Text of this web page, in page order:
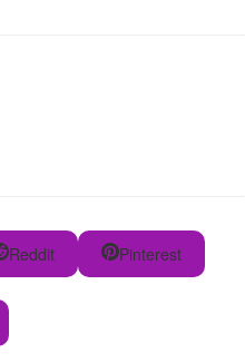
Reddit
Pinterest